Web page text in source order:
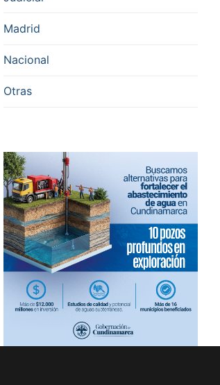
Madrid
Nacional
Otras